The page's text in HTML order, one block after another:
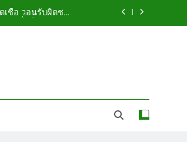
ชื้อ วอนรับผิดชอบ
ะชุม–ห้องผู้บริหาร
ชื้อ วอนรับผิดชอบ